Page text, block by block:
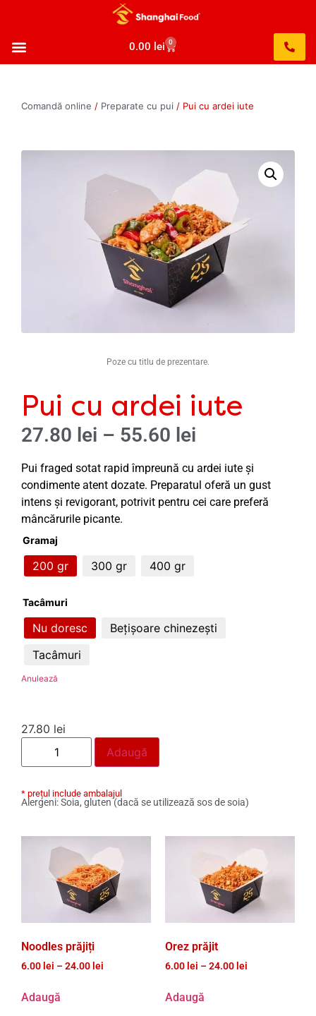
0.00 lei 0
Comandă online / Preparate cu pui / Pui cu ardei iute
Poze cu titlu de prezentare.
Pui cu ardei iute
27.80 lei – 55.60 lei
Pui fraged sotat rapid împreună cu ardei iute și
condimente atent dozate. Preparatul oferă un gust
intens și revigorant, potrivit pentru cei care preferă
mâncărurile picante.
Gramaj
200 gr 300 gr 400 gr
Tacâmuri
Nu doresc
Bețișoare chinezești
Tacâmuri
Anulează
27.80 lei
Adaugă
* prețul include ambalajul
Alergeni: Soia, gluten (dacă se utilizează sos de soia)
Noodles prăjiți
6.00 lei –24.00 lei
Adaugă
Orez prăjit
6.00 lei –24.00 lei
Adaugă